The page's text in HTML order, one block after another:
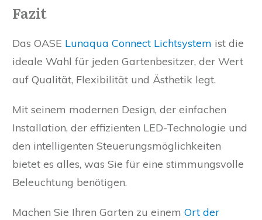
Fazit
Das OASE Lunaqua Connect Lichtsystem ist die
ideale Wahl für jeden Gartenbesitzer, der Wert
auf Qualität, Flexibilität und Ästhetik legt.
Mit seinem modernen Design, der einfachen
Installation, der effizienten LED-Technologie und
den intelligenten Steuerungsmöglichkeiten
bietet es alles, was Sie für eine stimmungsvolle
Beleuchtung benötigen.
Machen Sie Ihren Garten zu einem Ort der